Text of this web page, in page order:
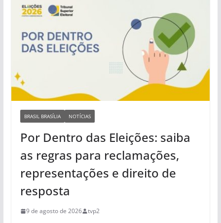
BRASIL BRASÍLIA NOTÍCIAS
Por Dentro das Eleições: saiba
as regras para reclamações,
representações e direito de
resposta
9 de agosto de 2026 tvp2